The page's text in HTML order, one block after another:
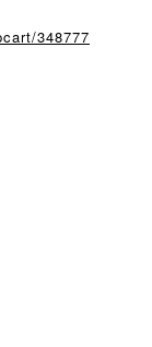
348777